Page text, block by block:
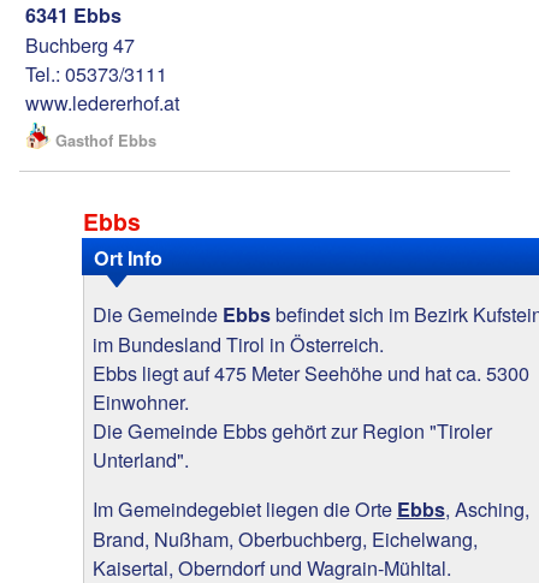
6341 Ebbs
Buchberg 47
Tel.: 05373/3111
www.ledererhof.at
Gasthof Ebbs
Ebbs
Ort Info
Die Gemeinde Ebbsbefindet sich im Bezirk
im Bundesland Tirol in Österreich.
Ebbs liegt auf 475 Meter Seehöhe und hat ca. 5300
Einwohner.
Die Gemeinde Ebbs gehört zur Region "Tiroler
Unterland".
Im Gemeindegebiet liegen die Orte Ebbs, Asching,
Brand, Nußham, Oberbuchberg, Eichelwang,
Kaisertal, Oberndorf und Wagrain-Mühltal.